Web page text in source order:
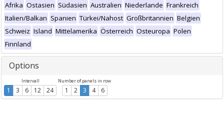
Afrika Ostasien Südasien Australien Niederlande Frankreich
Italien/Balkan Spanien Türkei/Nahost Großbritannien Belgien
Schweiz Island Mittelamerika Österreich Osteuropa Polen
Finnland
Options
Intervall
1 3 6 12 24
Number of panels in row
1 2 3 4 6